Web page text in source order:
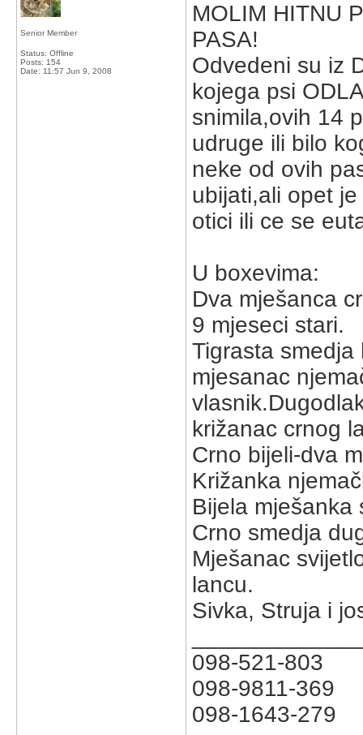
Senior Member
Status: Offline
Posts: 154
Date: 11:57 Jun 9, 2008
MOLIM HITNU
PASA!
Odvedeni su iz
kojega psi
snimila,ovih 14
udruge ili bilo
neke od ovih
ubijati,ali opet
otici ili ce se
U boxevima:
Dva mješanca
9 mjeseci stari.
Tigrasta
mjesanac
križanac crnog
Crno bijeli-dva
Križanka
Bijela mješanka
Crno smedja
Mješanac
lancu.
Sivka, Struja i
098-521-803
098-9811-369
098-1643-279